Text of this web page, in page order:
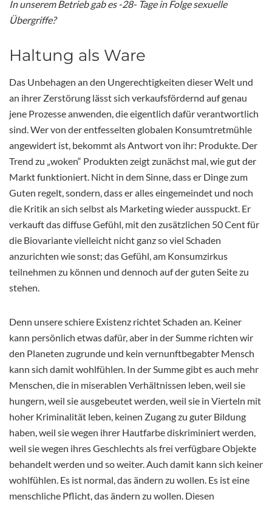
In unserem Betrieb gab es -28- Tage in Folge sexuelle
Übergriffe?
Haltung als Ware
Das Unbehagen an den Ungerechtigkeiten dieser Welt und
an ihrer Zerstörung lässt sich verkaufsfördernd auf genau
jene Prozesse anwenden, die eigentlich dafür verantwortlich
sind. Wer von der entfesselten globalen Konsumtretmühle
angewidert ist, bekommt als Antwort von ihr: Produkte. Der
Trend zu „woken“ Produkten zeigt zunächst mal, wie gut der
Markt funktioniert. Nicht in dem Sinne, dass er Dinge zum
Guten regelt, sondern, dass er alles eingemeindet und noch
die Kritik an sich selbst als Marketing wieder ausspuckt. Er
verkauft das diffuse Gefühl, mit den zusätzlichen 50 Cent für
die Biovariante vielleicht nicht ganz so viel Schaden
anzurichten wie sonst; das Gefühl, am Konsumzirkus
teilnehmen zu können und dennoch auf der guten Seite zu
stehen.
Denn unsere schiere Existenz richtet Schaden an. Keiner
kann persönlich etwas dafür, aber in der Summe richten wir
den Planeten zugrunde und kein vernunftbegabter Mensch
kann sich damit wohlfühlen. In der Summe gibt es auch mehr
Menschen, die in miserablen Verhältnissen leben, weil sie
hungern, weil sie ausgebeutet werden, weil sie in Vierteln mit
hoher Kriminalität leben, keinen Zugang zu guter Bildung
haben, weil sie wegen ihrer Hautfarbe diskriminiert werden,
weil sie wegen ihres Geschlechts als frei verfügbare Objekte
behandelt werden und so weiter. Auch damit kann sich keiner
wohlfühlen. Es ist normal, das ändern zu wollen. Es ist eine
menschliche Pflicht, das ändern zu wollen. Diesen